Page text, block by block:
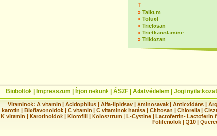
T
» Talkum
» Toluol
» Triclosan
» Triethanolamine
» Triklozan
Bioboltok Impresszum Írjon nekünk ÁSZF Adatvédelem Jogi nyilatkozat
Vitaminok: A vitamin |Acidophilus |Alfa-lipidsav |Aminosavak |Antioxidáns |
karotin | Bioflavonoidok | C vitamin | C vitaminok hatása | Chitosan | Chlorella |
K vitamin | Karotinoidok | Klorofill | Kolosztrum | L-Cystine | Lactoferrin- Lactoferin
Polifenolok |Q10 |